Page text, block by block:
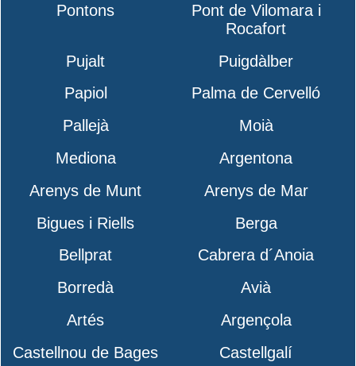
Pontons
Pont de Vilomara i
Rocafort
Pujalt
Puigdàlber
Papiol
Palma de Cervelló
Pallejà
Moià
Mediona
Argentona
Arenys de Munt
Arenys de Mar
Bigues i Riells
Berga
Bellprat
Cabrera d´Anoia
Borredà
Avià
Artés
Argençola
Castellnou de Bages
Castellgalí